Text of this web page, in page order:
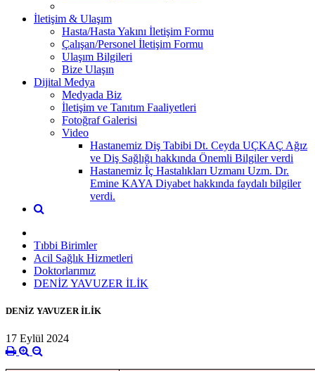
İletişim & Ulaşım
Hasta/Hasta Yakını İletişim Formu
Çalışan/Personel İletişim Formu
Ulaşım Bilgileri
Bize Ulaşın
Dijital Medya
Medyada Biz
İletişim ve Tanıtım Faaliyetleri
Fotoğraf Galerisi
Video
Hastanemiz Diş Tabibi Dt. Ceyda UÇKAÇ Ağız
ve Diş Sağlığı hakkında Önemli Bilgiler verdi
Hastanemiz İç Hastalıkları Uzmanı Uzm. Dr.
Emine KAYA Diyabet hakkında faydalı bilgiler
verdi.
Tıbbi Birimler
Acil Sağlık Hizmetleri
Doktorlarımız
DENİZ YAVUZER İLİK
DENİZ YAVUZER İLİK
17 Eylül 2024